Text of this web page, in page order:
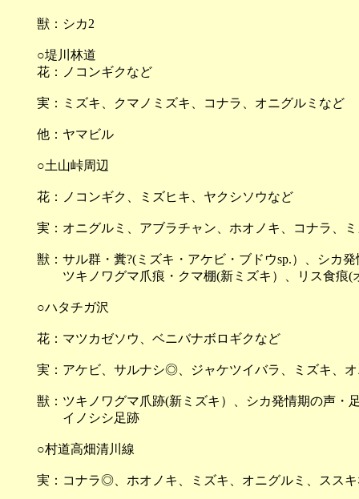
獣：シカ2
○堤川林道
花：ノコンギクなど
実：ミズキ、クマノミズキ、コナラ、オニグルミなど
他：ヤマビル
○土山峠周辺
花：ノコンギク、ミズヒキ、ヤクシソウなど
実：オニグルミ、アブラチャン、ホオノキ、コナラ、
獣：サル群・糞?(ミズキ・アケビ・ブドウsp.）、シカ
ツキノワグマ爪痕・クマ棚(新ミズキ）、リス食痕(
○ハタチガ沢
花：マツカゼソウ、ベニバナボロギクなど
実：アケビ、サルナシ◎、ジャケツイバラ、ミズキ、
獣：ツキノワグマ爪跡(新ミズキ）、シカ発情期の声・
イノシシ足跡
○村道高畑清川線
実：コナラ◎、ホオノキ、ミズキ、オニグルミ、スス